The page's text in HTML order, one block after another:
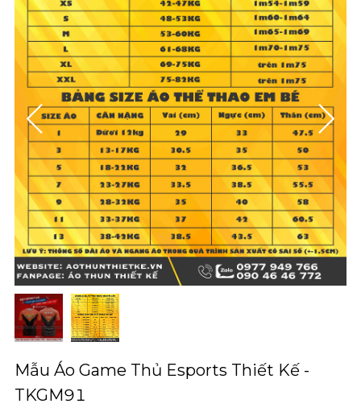
Mẫu Áo Game Thủ Esports Thiết Kế -
TKGM91